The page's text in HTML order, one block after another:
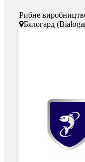
Рибне
Бялогард